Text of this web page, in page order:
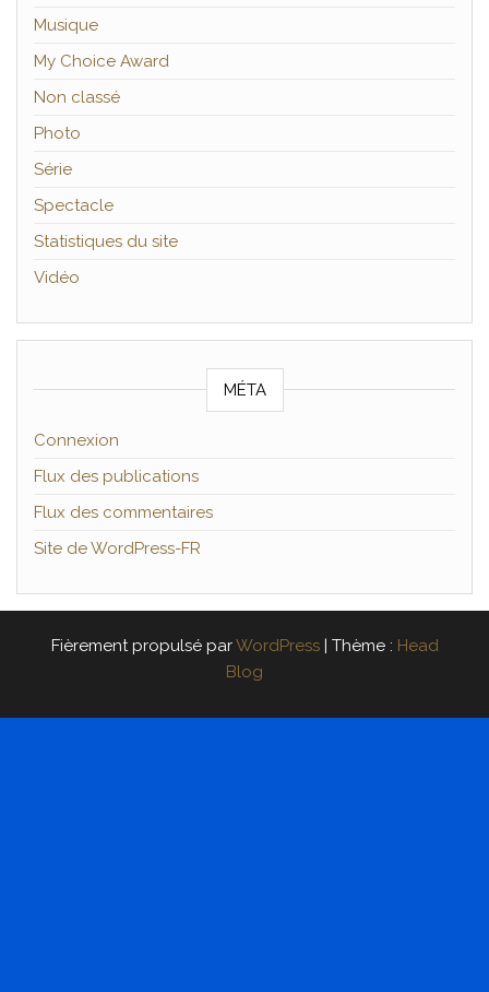
Musique
My Choice Award
Non classé
Photo
Série
Spectacle
Statistiques du site
Vidéo
MÉTA
Connexion
Flux des publications
Flux des commentaires
Site de WordPress-FR
Fièrement propulsé parWordPress | Thème : Head
Blog